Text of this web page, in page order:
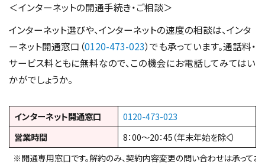
＜インターネットの開通手続き・ご相談＞
インターネット選びや、インターネットの速度の相談は、インタ
ーネット開通窓口（0120-473-023）でも承っています。通話料・
サービス料ともに無料なので、この機会にお電話してみてはい
かがでしょうか。
インターネット開通窓口
0120-473-023
営業時間
8：00～20：45（年末年始を除く）
※開通専用窓口です。解約のみ、契約内容変更の問い合わせは承ってお